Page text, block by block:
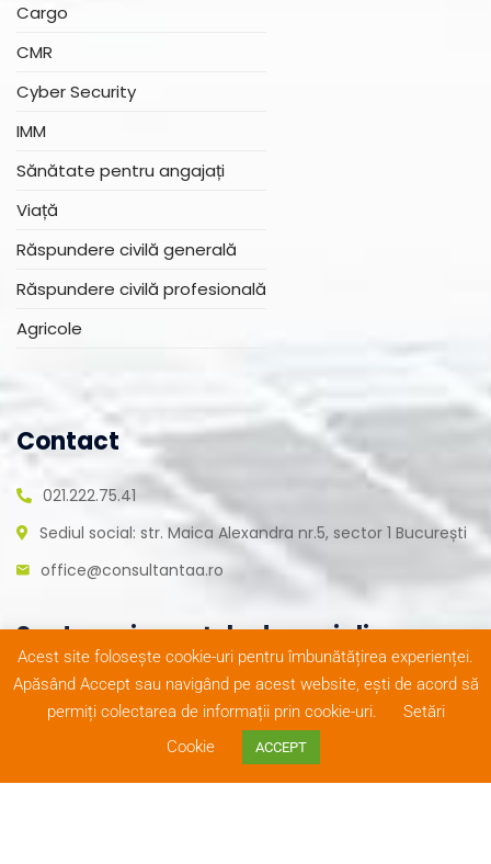
Cargo
CMR
Cyber Security
IMM
Sănătate pentru angajați
Viață
Răspundere civilă generală
Răspundere civilă profesională
Agricole
Contact
021.222.75.41
Sediul social: str. Maica Alexandra nr.5, sector 1 București
office@consultantaa.ro
Suntem și pe rețele de socializare
Acest site folosește cookie-uri pentru îmbunătățirea experienței.
Apăsând Accept sau navigând pe acest website, ești de acord să
permiți colectarea de informații prin cookie-uri.
Setări
Cookie
ACCEPT